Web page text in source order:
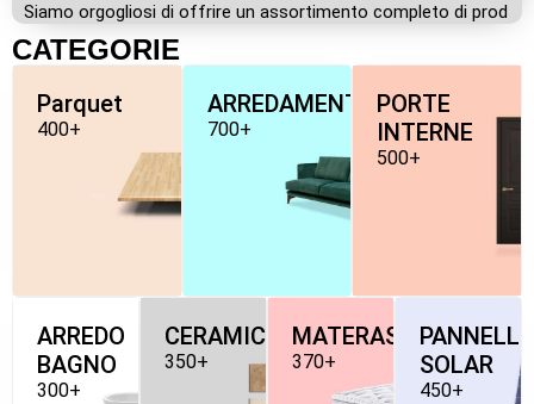
Siamo orgogliosi di offrire un assortimento completo di prod
CATEGORIE
Parquet
400+
ARREDAMENTO
700+
PORTE
INTERNE
500+
ARREDO
BAGNO
300+
CERAMICHE
350+
MATERASSI
370+
PANNELLI-
SOLAR
450+